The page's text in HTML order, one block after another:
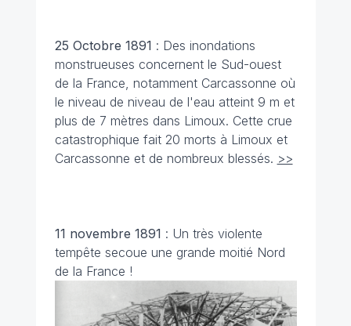
25 Octobre 1891 : Des inondations
monstrueuses concernent le Sud-ouest
de la France, notamment Carcassonne où
le niveau de niveau de l'eau atteint 9 m et
plus de 7 mètres dans Limoux. Cette crue
catastrophique fait 20 morts à Limoux et
Carcassonne et de nombreux blessés. >>
11 novembre 1891 : Un très violente
tempête secoue une grande moitié Nord
de la France !